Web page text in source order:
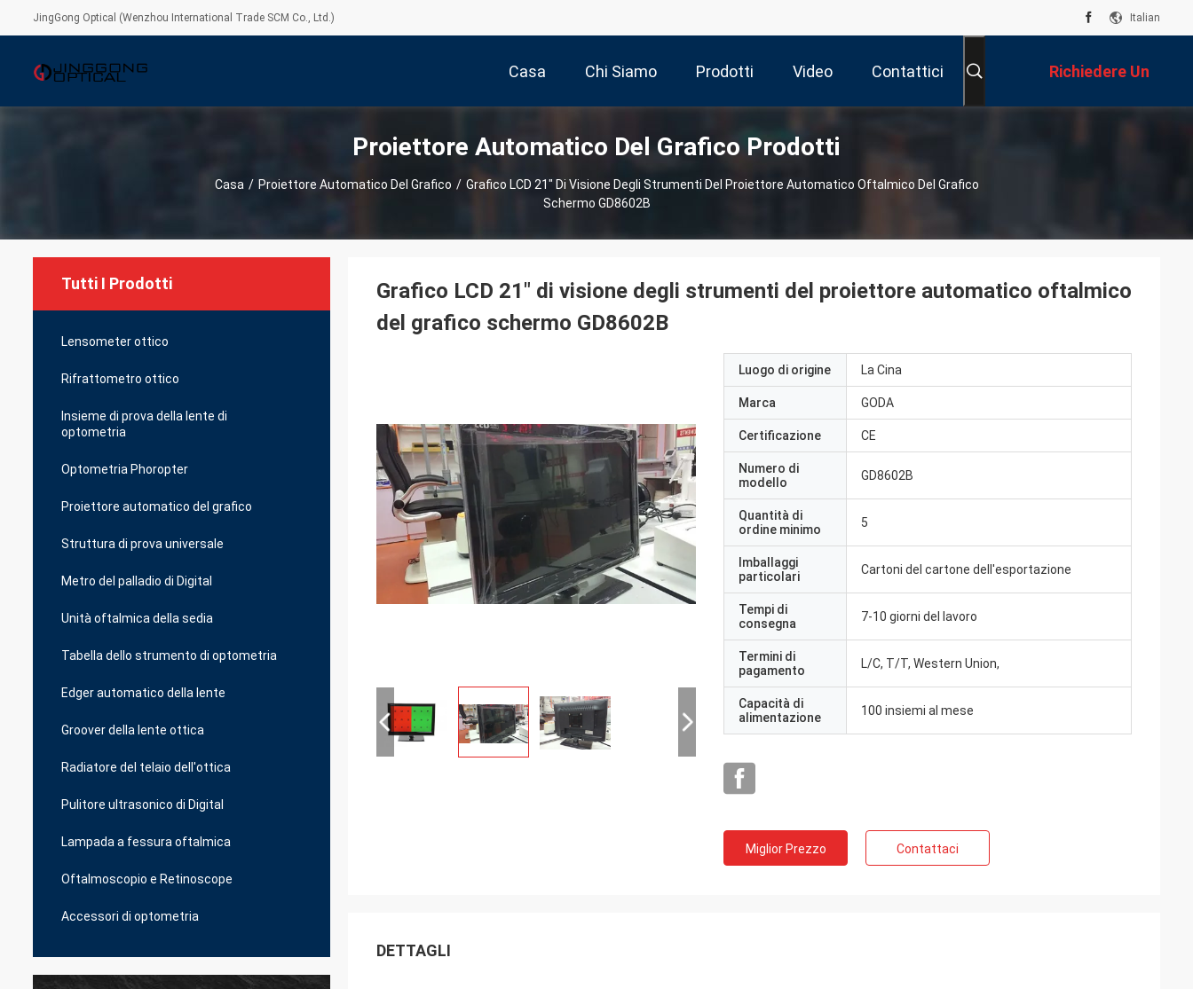
JingGong Optical (Wenzhou International Trade SCM Co., Ltd.) Italian
Casa Chi Siamo Prodotti Video Contattici Richiedere Un
Preventivo
Proiettore Automatico Del Grafico Prodotti
Casa / Proiettore Automatico Del Grafico / Grafico LCD 21" Di Visione Degli Strumenti Del Proiettore Automatico Oftalmico Del Grafico
Schermo GD8602B
Tutti I Prodotti
Lensometer ottico
Rifrattometro ottico
Insieme di prova della lente di
optometria
Optometria Phoropter
Proiettore automatico del grafico
Struttura di prova universale
Metro del palladio di Digital
Unità oftalmica della sedia
Tabella dello strumento di optometria
Edger automatico della lente
Groover della lente ottica
Radiatore del telaio dell'ottica
Pulitore ultrasonico di Digital
Lampada a fessura oftalmica
Oftalmoscopio e Retinoscope
Accessori di optometria
Grafico LCD 21" di visione degli strumenti del proiettore automatico oftalmico
del grafico schermo GD8602B
Luogo di origine La Cina
Marca GODA
Certificazione CE
Numero di
modello
GD8602B
Quantità di
ordine minimo
5
Imballaggi
particolari
Cartoni del cartone dell'esportazione
Tempi di
consegna
7-10 giorni del lavoro
Termini di
pagamento
L/C, T/T, Western Union,
Capacità di
alimentazione
100 insiemi al mese
Miglior Prezzo Contattaci
DETTAGLI